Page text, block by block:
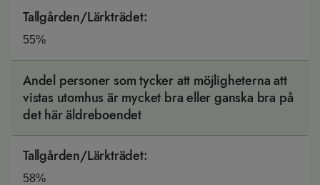
Tallgården/Lärkträdet:
55%
Andel personer som tycker att möjligheterna att
vistas utomhus är mycket bra eller ganska bra på
det här äldreboendet
Tallgården/Lärkträdet:
58%